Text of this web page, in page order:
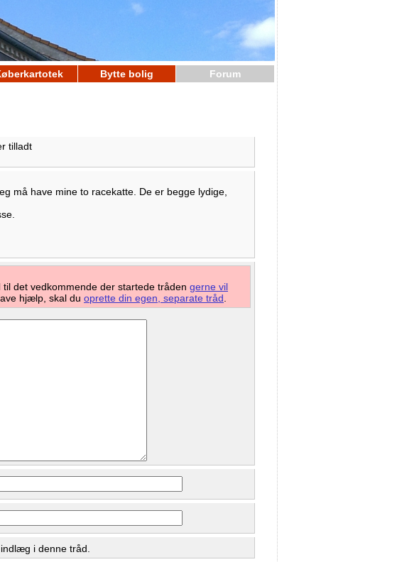
Bytte bolig
Forum
tilladt
må have mine to racekatte. De er begge lydige,
det vedkommende der startede tråden gerne vil
hjælp, skal du oprette din egen, separate tråd
i denne tråd.